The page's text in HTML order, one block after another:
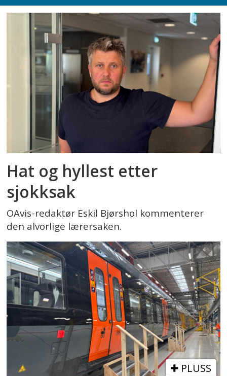
Hat og hyllest etter
sjokksak
OAvis-redaktør Eskil Bjørshol kommenterer
den alvorlige lærersaken.
PLUSS